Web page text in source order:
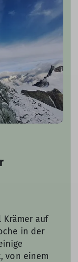
Krämer auf
in der
von einem